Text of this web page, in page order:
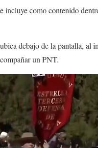
incluye como contenido
debajo de la pantalla, al
un PNT.